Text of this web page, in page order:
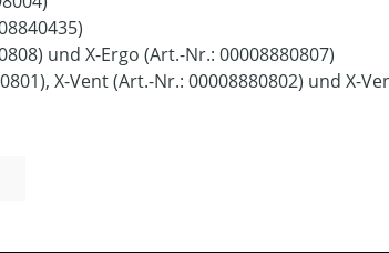
und X-Ergo (Art.-Nr.: 00008880807)
X-Vent (Art.-Nr.: 00008880802) und X-